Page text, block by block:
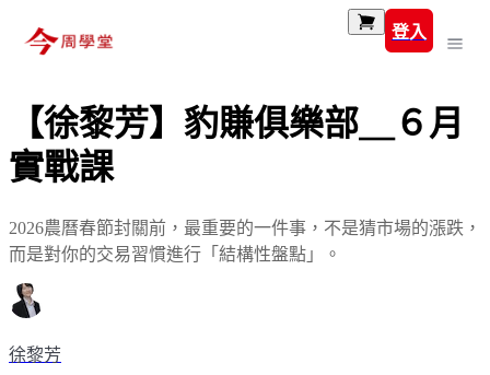
登入
【徐黎芳】豹賺俱樂部＿６月
實戰課
2026農曆春節封關前，最重要的一件事，不是猜市場的漲跌，
而是對你的交易習慣進行「結構性盤點」。
徐黎芳